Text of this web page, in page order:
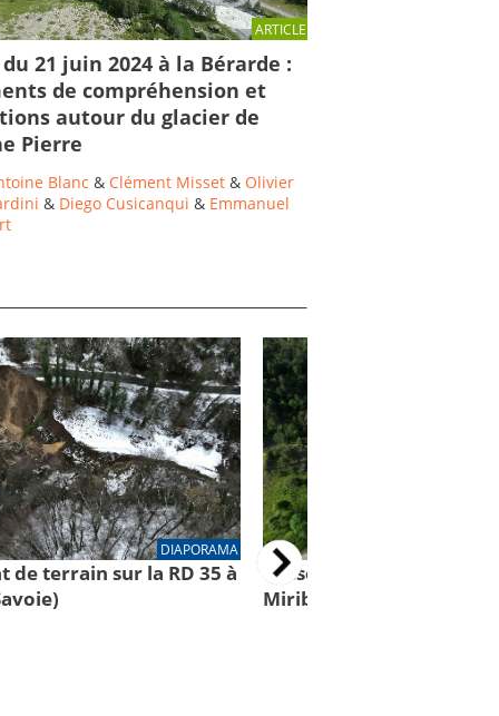
ARTICLE
21 juin 2024 à la Bérarde :
de compréhension et
autour du glacier de
Pierre
Blanc & Clément Misset & Olivier
& Diego Cusicanqui & Emmanuel
DIAPORAMA
de terrain sur la RD 35 à
Glissement de terrain
Miribel-Lanchâtre (Isère)